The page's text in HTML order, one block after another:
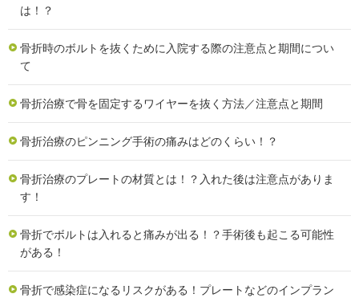
は！？
骨折時のボルトを抜くために入院する際の注意点と期間につい
て
骨折治療で骨を固定するワイヤーを抜く方法／注意点と期間
骨折治療のピンニング手術の痛みはどのくらい！？
骨折治療のプレートの材質とは！？入れた後は注意点がありま
す！
骨折でボルトは入れると痛みが出る！？手術後も起こる可能性
がある！
骨折で感染症になるリスクがある！プレートなどのインプラン